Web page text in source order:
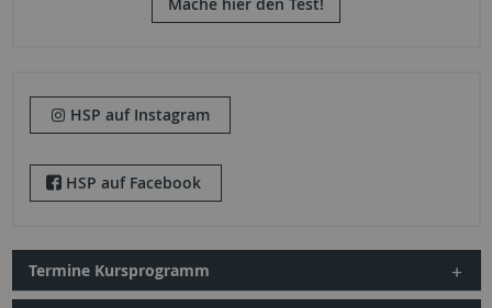
HSP auf Instagram
HSP auf Facebook
Termine Kursprogramm